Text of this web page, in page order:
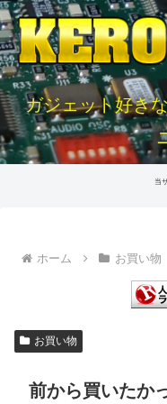
ガジェット好き
当
ホーム お買い物
お買い物
前から買いたか